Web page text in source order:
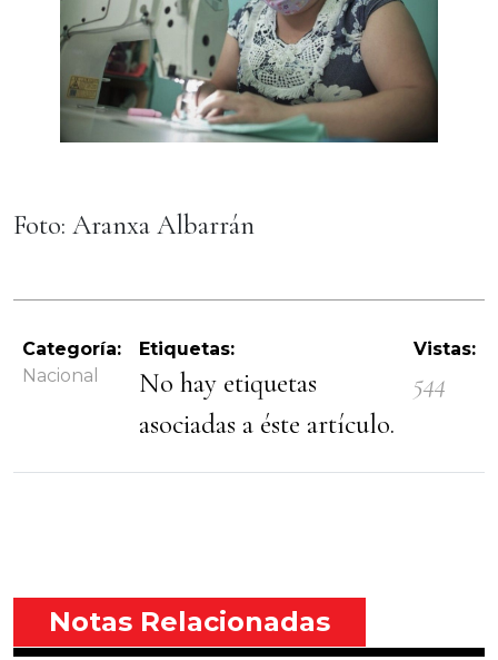
Foto: Aranxa Albarrán
Categoría:
Nacional
Etiquetas:
No hay etiquetas
asociadas a éste artículo.
Vistas:
544
Notas Relacionadas